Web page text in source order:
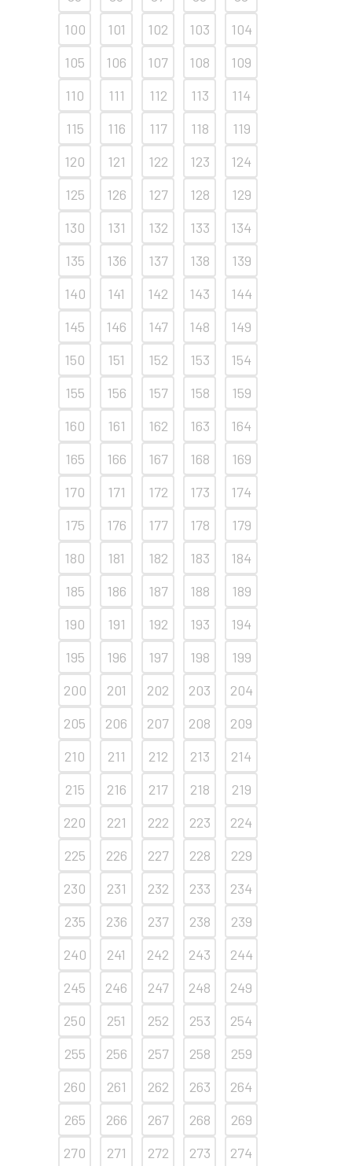
100
101 102 103
104
105
106 107 108
109
110
111 112 113
114
115
116 117 118
119
120
121 122 123
124
125
126 127 128
129
130
131 132 133
134
135
136 137 138
139
140
141 142 143
144
145
146 147 148
149
150
151 152 153
154
155
156 157 158
159
160
161 162 163
164
165
166 167 168
169
170
171 172 173
174
175
176 177 178
179
180
181 182 183
184
185
186 187 188
189
190
191 192 193
194
195
196 197 198
199
200
201 202 203
204
205
206 207 208
209
210
211 212 213
214
215
216 217 218
219
220
221 222 223
224
225
226 227 228
229
230
231 232 233
234
235
236 237 238
239
240
241 242 243
244
245
246 247 248
249
250
251 252 253
254
255
256 257 258
259
260
261 262 263
264
265
266 267 268
269
270
271 272 273
274